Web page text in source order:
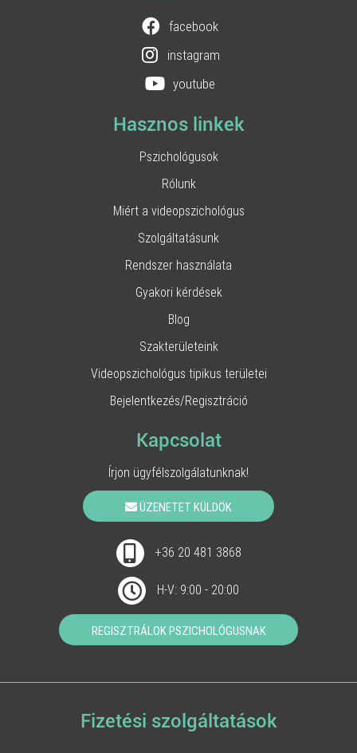
facebook
instagram
youtube
Hasznos linkek
Pszichológusok
Rólunk
Miért a videopszichológus
Szolgáltatásunk
Rendszer használata
Gyakori kérdések
Blog
Szakterületeink
Videopszichológus tipikus területei
Bejelentkezés/Regisztráció
Kapcsolat
Írjon ügyfélszolgálatunknak!
ÜZENETET KÜLDÖK
+36 20 481 3868
H-V: 9:00 - 20:00
REGISZTRÁLOK PSZICHOLÓGUSNAK
Fizetési szolgáltatások